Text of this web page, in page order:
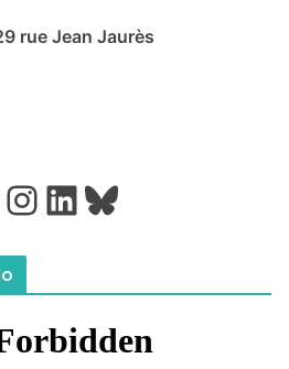
rue Jean Jaurès
Instagram LinkedIn Bluesky